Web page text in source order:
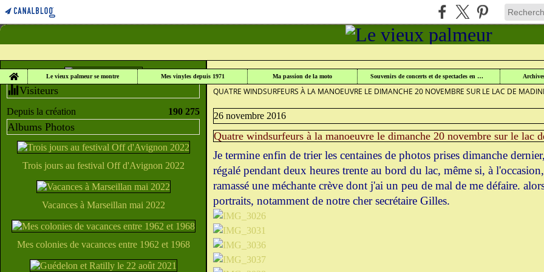
Home
Le vieux palmeur se montre Mes vinyles depuis 1971 Ma passion de la moto Souvenirs de concerts et de spectacles en Lorraine
Visiteurs
Depuis la création 190 275
Albums Photos
Trois jours au festival Off d'Avignon 2022
Vacances à Marseillan mai 2022
Mes colonies de vacances entre 1962 et 1968
LE VIEUX PALMEUR > WINDSURF AU LAC DE MADINE >
QUATRE WINDSURFEURS À LA MANOEUVRE LE DIMANCHE 20 NOVEMBRE SUR LE LAC DE
26 novembre 2016
Quatre windsurfeurs à la manoeuvre le dimanche 20 novembre sur le lac
Je termine enfin de trier les centaines de photos prises dimanche
régalé pendant deux heures trente au bord du lac, même si, à
ramassé une méchante crève dont j'ai un peu de mal de me défaire.
portraits, notamment de notre cher secrétaire Gilles.